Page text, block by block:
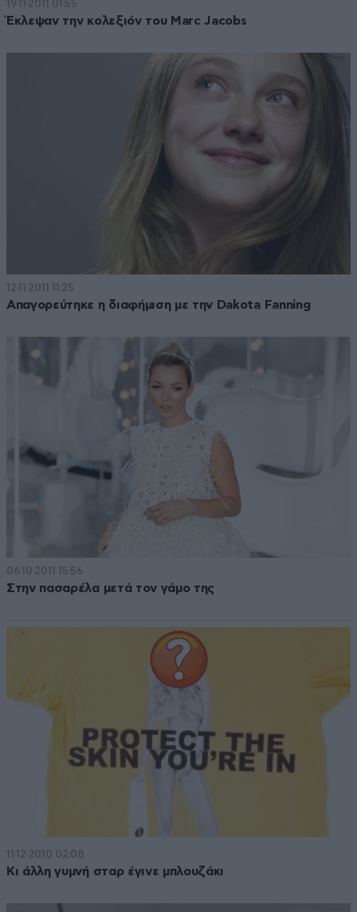
19·11·2011 01:55
Έκλεψαν την κολεξιόν του Marc Jacobs
12·11·2011 11:25
Απαγορεύτηκε η διαφήμιση με την Dakota Fanning
06·10·2011 15:56
Στην πασαρέλα μετά τον γάμο της
11·12·2010 02:08
Κι άλλη γυμνή σταρ έγινε μπλουζάκι